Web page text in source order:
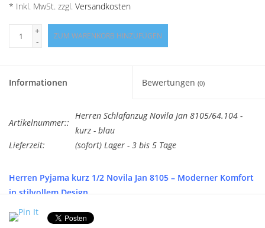
Blog-Aktuelles
* Inkl. MwSt. zzgl. Versandkosten
+
-
ZUM WARENKORB HINZUFÜGEN
Informationen Bewertungen (0)
Artikelnummer::
Herren Schlafanzug Novila Jan 8105/64.104 -
kurz - blau
Lieferzeit:
(sofort) Lager - 3 bis 5 Tage
Herren Pyjama kurz 1/2 Novila Jan 8105 – Moderner Komfort
in stilvollem Design
DerHerren Pyjama kurz Novila Jan 8105